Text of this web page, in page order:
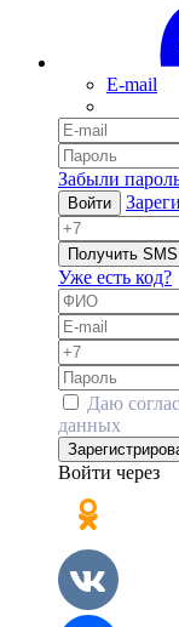
E-mail
Забыли
Войти
Получить
Уже есть код?
Даю
данных
Войти через